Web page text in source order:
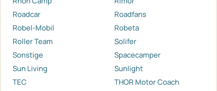
Roadcar
Roadfans
Robel-Mobil
Robeta
Roller Team
Solifer
Sonstige
Spacecamper
Sun Living
Sunlight
TEC
THOR Motor Coach